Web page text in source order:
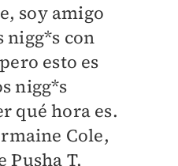
soy amigo
nigg*s con
esto es
nigg*s
qué hora es.
Cole,
Pusha T,